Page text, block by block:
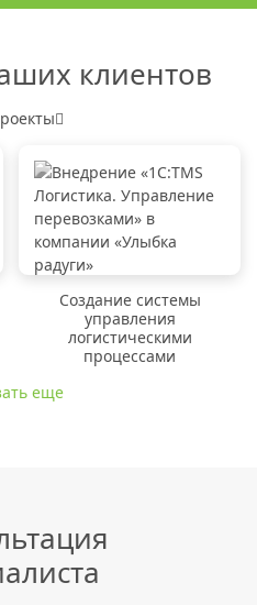
клиентов
Создание системы
управления
логистическими
процессами
еще